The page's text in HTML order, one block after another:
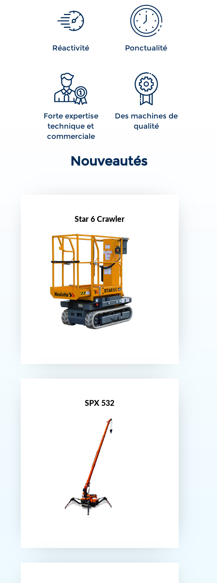
Réactivité Ponctualité
Forte expertise
technique et
commerciale
Des machines de
qualité
Nouveautés
Star 6 Crawler
SPX 532